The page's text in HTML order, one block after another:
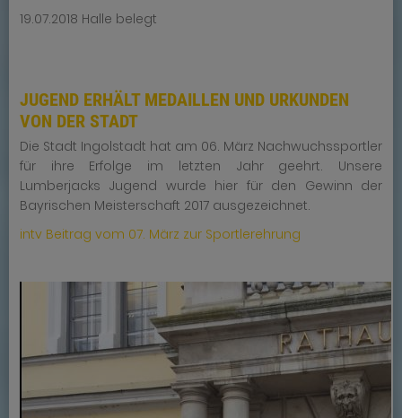
19.07.2018 Halle belegt
JUGEND ERHÄLT MEDAILLEN UND URKUNDEN
VON DER STADT
Die Stadt Ingolstadt hat am 06. März Nachwuchssportler
für ihre Erfolge im letzten Jahr geehrt. Unsere
Lumberjacks Jugend wurde hier für den Gewinn der
Bayrischen Meisterschaft 2017 ausgezeichnet.
intv Beitrag vom 07. März zur Sportlerehrung